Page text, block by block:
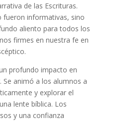
de las Escrituras.
fueron informativas, sino
aliento para todos los
firmes en nuestra fe en
profundo impacto en
animó a los alumnos a
y explorar el
lente bíblica. Los
y una confianza